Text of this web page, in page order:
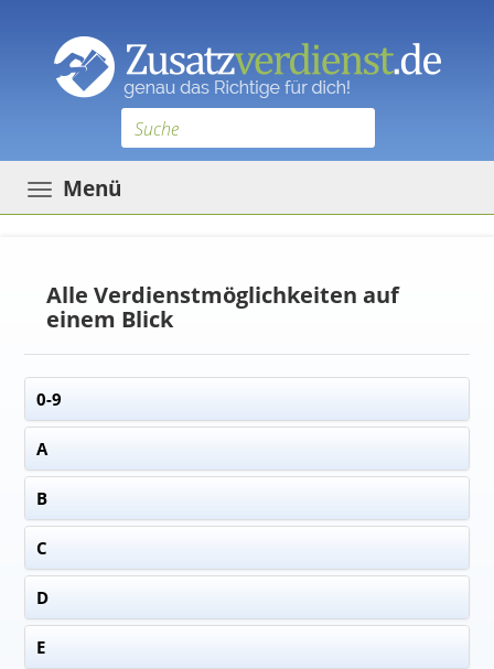
Toggle
navigation
Menü
Alle Verdienstmöglichkeiten auf
einem Blick
0-9
A
B
C
D
E